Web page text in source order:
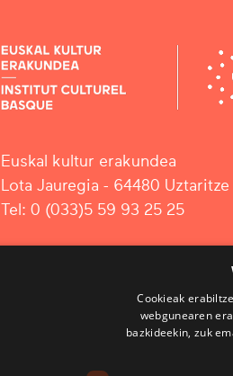
Euskal kultur erakundea
Lota Jauregia - 64480 Uztaritze
Tel: 0 (033)5 59 93 25 25
Cookieak
webgunearen
bazkideekin, zuk